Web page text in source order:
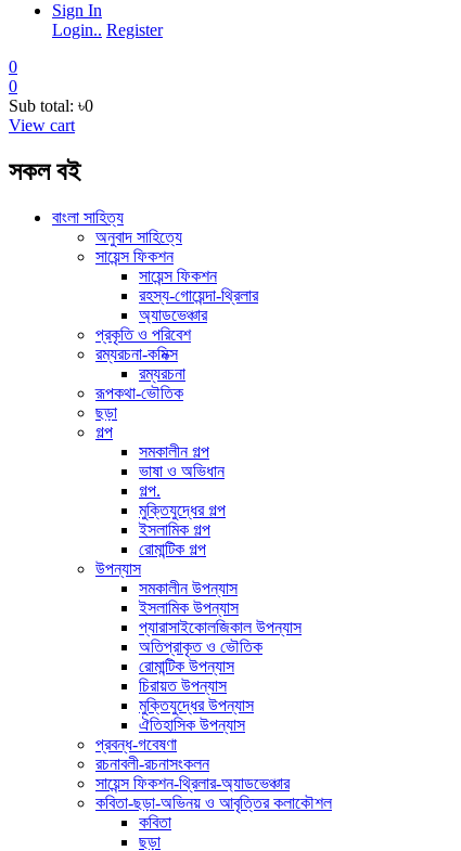
Sign In
Login.. Register
0
0
Sub total: ৳0
View cart
সকল বই
বাংলা সাহিত্য
অনুবাদ সাহিত্যে
সায়েন্স ফিকশন
সায়েন্স ফিকশন
রহস্য-গোয়েন্দা-থ্রিলার
অ্যাডভেঞ্চার
প্রকৃতি ও পরিবেশ
রম্যরচনা-কমিক্স
রম্যরচনা
রূপকথা-ভৌতিক
ছড়া
গল্প
সমকালীন গল্প
ভাষা ও অভিধান
গল্প.
মুক্তিযুদ্ধের গল্প
ইসলামিক গল্প
রোমান্টিক গল্প
উপন্যাস
সমকালীন উপন্যাস
ইসলামিক উপন্যাস
প্যারাসাইকোলজিকাল উপন্যাস
অতিপ্রাকৃত ও ভৌতিক
রোমান্টিক উপন্যাস
চিরায়ত উপন্যাস
মুক্তিযুদ্ধের উপন্যাস
ঐতিহাসিক উপন্যাস
প্রবন্ধ-গবেষণা
রচনাবলী-রচনাসংকলন
সায়েন্স ফিকশন-থ্রিলার-অ্যাডভেঞ্চার
কবিতা-ছড়া-অভিনয় ও আবৃত্তির কলাকৌশল
কবিতা
ছড়া